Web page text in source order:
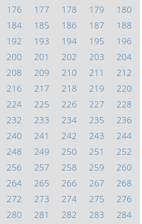
176 177 178 179
180
184 185 186 187
188
192 193 194 195
196
200 201 202 203
204
208 209 210 211
212
216 217 218 219
220
224 225 226 227
228
232 233 234 235
236
240 241 242 243
244
248 249 250 251
252
256 257 258 259
260
264 265 266 267
268
272 273 274 275
276
280 281 282 283
284